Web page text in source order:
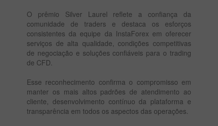
O prêmio Silver Laurel reflete a confiança da
comunidade de traders e destaca os esforços
consistentes da equipe da InstaForex em oferecer
serviços de alta qualidade, condições competitivas
de negociação e soluções confiáveis para o trading
de CFD.
Esse reconhecimento confirma o compromisso em
manter os mais altos padrões de atendimento ao
cliente, desenvolvimento contínuo da plataforma e
transparência em todos os aspectos das operações.